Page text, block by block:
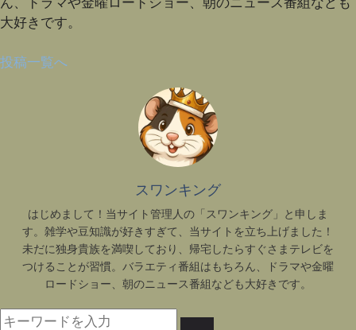
大好きです。
投稿一覧へ
スワンキング
はじめまして！当サイト管理人の「スワンキング」と申しま
す。雑学や豆知識が好きすぎて、当サイトを立ち上げました！
未だに独身貴族を満喫しており、帰宅したらすぐさまテレビを
つけることが習慣。バラエティ番組はもちろん、ドラマや金曜
ロードショー、朝のニュース番組なども大好きです。